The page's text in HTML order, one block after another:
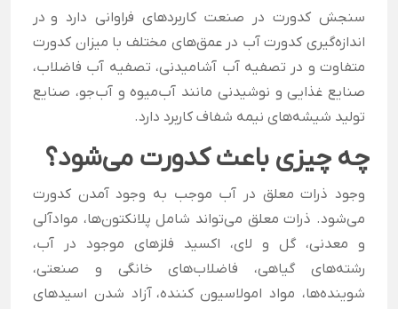
سنجش کدورت در صنعت کاربردهای فراوانی دارد و در
اندازه‌گیری کدورت آب در عمق‌های مختلف با میزان کدورت
متفاوت و در تصفیه آب آشامیدنی، تصفیه آب فاضلاب،
صنایع غذایی و نوشیدنی مانند آب‌میوه و آب‌جو، صنایع
تولید شیشه‌های نیمه شفاف کاربرد دارد.
چه چیزی باعث کدورت می‌شود؟
وجود ذرات معلق در آب موجب به وجود آمدن کدورت
می‌شود. ذرات معلق می‌تواند شامل پلانکتون‌ها، مواد‌آلی
و معدنی، گل و لای، اکسید فلزهای موجود در آب،
رشته‌های گیاهی، فاضلاب‌های خانگی و صنعتی،
شوینده‌ها، مواد امولاسیون کننده، آزاد شدن اسیدهای